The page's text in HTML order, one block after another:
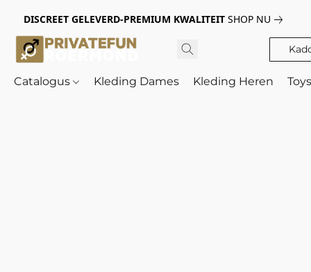
DISCREET GELEVERD-PREMIUM KWALITEIT SHOP NU
Catalogus Kleding Dames Kleding Heren